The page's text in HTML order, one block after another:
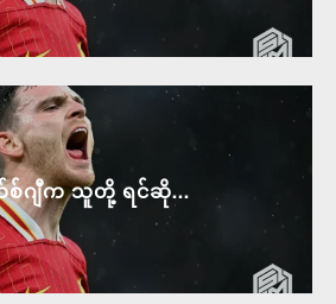
ဂျီက သူတို့ ရင်ဆို...